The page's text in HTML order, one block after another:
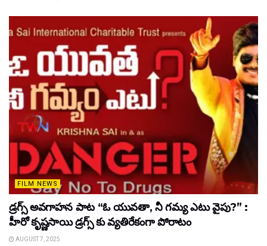
FILM NEWS
డ్రగ్స్ అవగాహన పాట “ఓ యువతా, నీ గమ్య ఎటు వైపు?” :
హీరో కృష్ణసాయి డ్రగ్స్ కు వ్యతిరేకంగా పోరాటం
AUGUST 7, 2025